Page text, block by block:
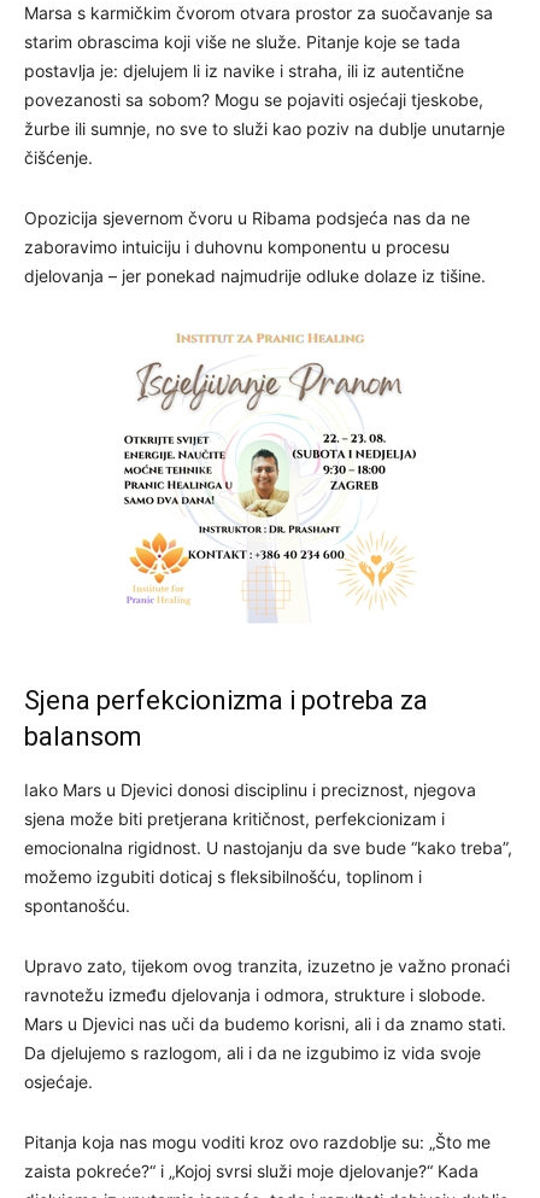
Marsa s karmičkim čvorom otvara prostor za suočavanje sa
starim obrascima koji više ne služe. Pitanje koje se tada
postavlja je: djelujem li iz navike i straha, ili iz autentične
povezanosti sa sobom? Mogu se pojaviti osjećaji tjeskobe,
žurbe ili sumnje, no sve to služi kao poziv na dublje unutarnje
čišćenje.
Opozicija sjevernom čvoru u Ribama podsjeća nas da ne
zaboravimo intuiciju i duhovnu komponentu u procesu
djelovanja – jer ponekad najmudrije odluke dolaze iz tišine.
Sjena perfekcionizma i potreba za
balansom
Iako Mars u Djevici donosi disciplinu i preciznost, njegova
sjena može biti pretjerana kritičnost, perfekcionizam i
emocionalna rigidnost. U nastojanju da sve bude “kako treba”,
možemo izgubiti doticaj s fleksibilnošću, toplinom i
spontanošću.
Upravo zato, tijekom ovog tranzita, izuzetno je važno pronaći
ravnotežu između djelovanja i odmora, strukture i slobode.
Mars u Djevici nas uči da budemo korisni, ali i da znamo stati.
Da djelujemo s razlogom, ali i da ne izgubimo iz vida svoje
osjećaje.
Pitanja koja nas mogu voditi kroz ovo razdoblje su: „Što me
zaista pokreće?“ i „Kojoj svrsi služi moje djelovanje?“ Kada